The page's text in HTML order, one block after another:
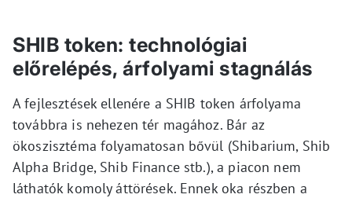
SHIB token: technológiai
előrelépés, árfolyami stagnálás
A fejlesztések ellenére a SHIB token árfolyama
továbbra is nehezen tér magához. Bár az
ökoszisztéma folyamatosan bővül (Shibarium, Shib
Alpha Bridge, Shib Finance stb.), a piacon nem
láthatók komoly áttörések. Ennek oka részben a